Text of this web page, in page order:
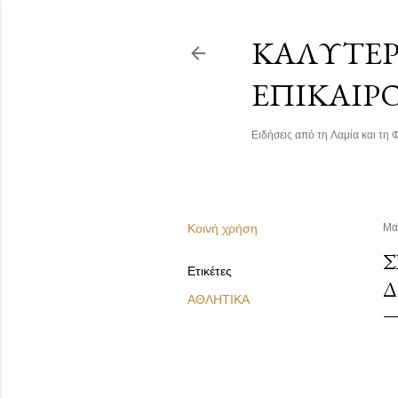
Ειδήσεις από τη Λαμία και τη
Κοινή χρήση
Ετικέτες
ΑΘΛΗΤΙΚΑ